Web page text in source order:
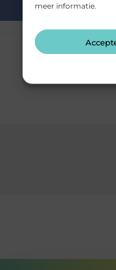
meer informatie.
Pinterest